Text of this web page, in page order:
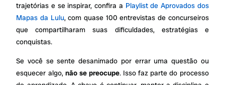
trajetórias e se inspirar, confira a Playlist de Aprovados dos
Mapas da Lulu, com quase 100 entrevistas de concurseiros
que compartilharam suas dificuldades, estratégias e
conquistas.
Se você se sente desanimado por errar uma questão ou
esquecer algo, não se preocupe. Isso faz parte do processo